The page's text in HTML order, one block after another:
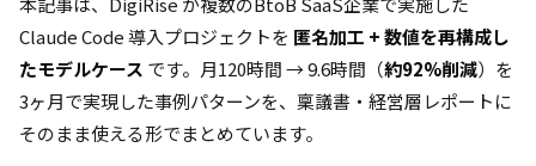
Claude Code 導入プロジェクトを 匿名加工 + 数値を再構成し
たモデルケース です。月120時間 → 9.6時間（約92%削減）を
3ヶ月で実現した事例パターンを、稟議書・経営層レポートに
そのまま使える形でまとめています。